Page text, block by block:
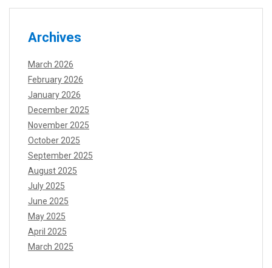
Archives
March 2026
February 2026
January 2026
December 2025
November 2025
October 2025
September 2025
August 2025
July 2025
June 2025
May 2025
April 2025
March 2025